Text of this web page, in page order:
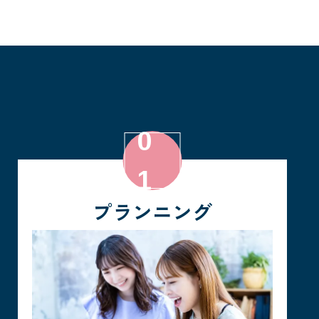
プランニング